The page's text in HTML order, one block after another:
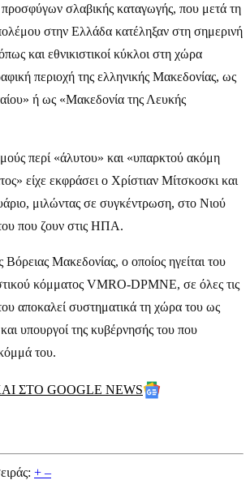
προσφύγων σλαβικής καταγωγής, που μετά τη
στην Ελλάδα κατέληξαν στη σημερινή
και εθνικιστικοί κύκλοι στη χώρα
περιοχή της ελληνικής Μακεδονίας, ως
ή ως «Μακεδονία της Λευκής
περί «άλυτου» και «υπαρκτού ακόμη
είχε εκφράσει ο Χρίστιαν Μίτσκοσκι και
μιλώντας σε συγκέντρωση, στο Νιού
που ζουν στις ΗΠΑ.
Μακεδονίας, ο οποίος ηγείται του
κόμματος VMRO-DPMNE, σε όλες τις
αποκαλεί συστηματικά τη χώρα του ως
υπουργοί της κυβέρνησής του που
του.
ΣΤΟ GOOGLE NEWS
+ –